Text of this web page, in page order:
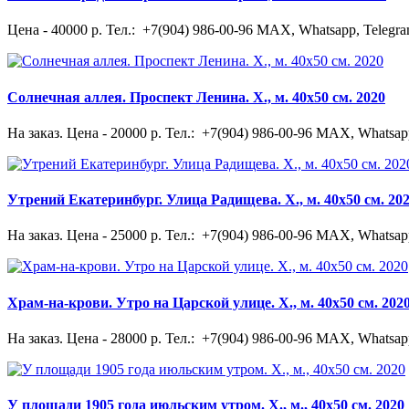
Цена - 40000 р. Тел.: +7(904) 986-00-96 MAX, Whatsapp,
Солнечная аллея. Проспект Ленина. Х., м. 40х50 см. 2020
На заказ. Цена - 20000 р. Тел.: +7(904) 986-00-96 MAX,
Утрений Екатеринбург. Улица Радищева. Х., м. 40х50 см.
На заказ. Цена - 25000 р. Тел.: +7(904) 986-00-96 MAX,
Храм-на-крови. Утро на Царской улице. Х., м. 40х50 см.
На заказ. Цена - 28000 р. Тел.: +7(904) 986-00-96 MAX,
У площади 1905 года июльским утром. Х., м., 40х50 см. 2020